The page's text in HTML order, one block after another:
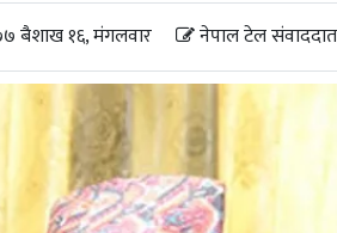
बैशाख १६, मंगलवार नेपाल टेल